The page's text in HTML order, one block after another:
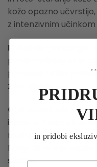
kožo opazno
z intenzivnim
Izvleček rjave alge
pri obnavljanju
prinesejo viden
zmanjšanje gub.
Olje jojobe
olje je
izvrstno meša s
maši por in na koži
Nasprotno: olje jojobe
svežine.
in pridobi